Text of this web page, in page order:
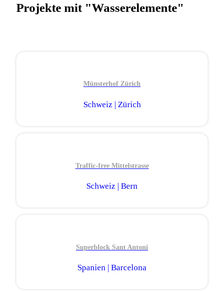
Projekte mit "Wasserelemente"
Münsterhof Zürich
Schweiz | Zürich
Traffic-free Mittelstrasse
Schweiz | Bern
Superblock Sant Antoni
Spanien | Barcelona